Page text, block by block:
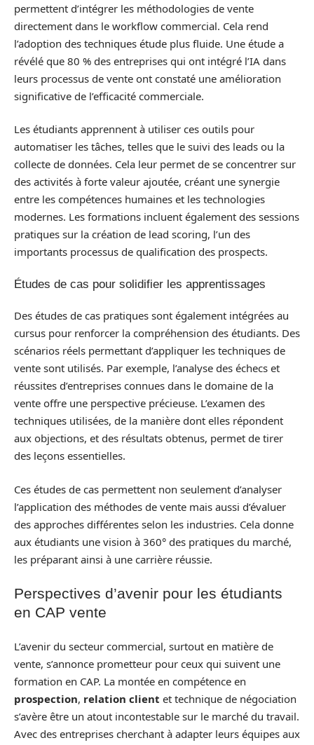
permettent d’intégrer les méthodologies de vente
directement dans le workflow commercial. Cela rend
l’adoption des techniques étude plus fluide. Une étude a
révélé que 80 % des entreprises qui ont intégré l’IA dans
leurs processus de vente ont constaté une amélioration
significative de l’efficacité commerciale.
Les étudiants apprennent à utiliser ces outils pour
automatiser les tâches, telles que le suivi des leads ou la
collecte de données. Cela leur permet de se concentrer sur
des activités à forte valeur ajoutée, créant une synergie
entre les compétences humaines et les technologies
modernes. Les formations incluent également des sessions
pratiques sur la création de lead scoring, l’un des
importants processus de qualification des prospects.
Études de cas pour solidifier les apprentissages
Des études de cas pratiques sont également intégrées au
cursus pour renforcer la compréhension des étudiants. Des
scénarios réels permettant d’appliquer les techniques de
vente sont utilisés. Par exemple, l’analyse des échecs et
réussites d’entreprises connues dans le domaine de la
vente offre une perspective précieuse. L’examen des
techniques utilisées, de la manière dont elles répondent
aux objections, et des résultats obtenus, permet de tirer
des leçons essentielles.
Ces études de cas permettent non seulement d’analyser
l’application des méthodes de vente mais aussi d’évaluer
des approches différentes selon les industries. Cela donne
aux étudiants une vision à 360° des pratiques du marché,
les préparant ainsi à une carrière réussie.
Perspectives d’avenir pour les étudiants
en CAP vente
L’avenir du secteur commercial, surtout en matière de
vente, s’annonce prometteur pour ceux qui suivent une
formation en CAP. La montée en compétence en
prospection, relation client et technique de négociation
s’avère être un atout incontestable sur le marché du travail.
Avec des entreprises cherchant à adapter leurs équipes aux